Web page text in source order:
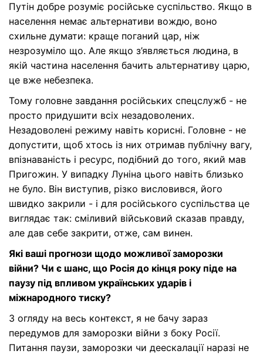
Путін добре розуміє російське суспільство. Якщо в
населення немає альтернативи вождю, воно
схильне думати: краще поганий цар, ніж
незрозуміло що. Але якщо з’являється людина, в
якій частина населення бачить альтернативу царю,
це вже небезпека.
Тому головне завдання російських спецслужб - не
просто придушити всіх незадоволених.
Незадоволені режиму навіть корисні. Головне - не
допустити, щоб хтось із них отримав публічну вагу,
впізнаваність і ресурс, подібний до того, який мав
Пригожин. У випадку Луніна цього навіть близько
не було. Він виступив, різко висловився, його
швидко закрили - і для російського суспільства це
виглядає так: сміливий військовий сказав правду,
але дав себе закрити, отже, сам винен.
Які ваші прогнози щодо можливої заморозки
війни? Чи є шанс, що Росія до кінця року піде на
паузу під впливом українських ударів і
міжнародного тиску?
З огляду на весь контекст, я не бачу зараз
передумов для заморозки війни з боку Росії.
Питання паузи, заморозки чи деескалації наразі не